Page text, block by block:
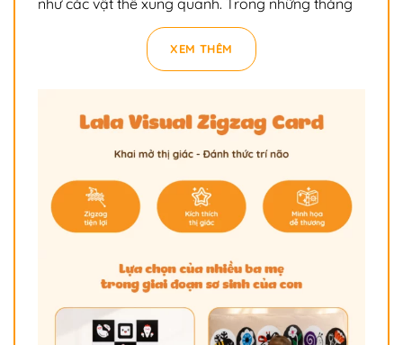
đầu đời, mỗi hình ảnh bé quan sát được đều góp
phần tạo nên những kết nối thần kinh quan trọng
trong não bộ. Đây cũng là lý do vì sao các hoạt
đoạn phát triển luôn được nhiều chuyên gia giáo
dục sớm và ba mẹ quan tâm.
Một trong những phương pháp đơn giản, dễ áp
dụng ngay tại nhà là sử dụng thẻ kích thích thị
giác cho trẻ sơ sinh. Những hình ảnh có độ tương
phản cao sẽ giúp bé luyện khả năng quan sát,
xung quanh theo cách tự nhiên nhất.
Thẻ kích thích thị giác – Lựa chọn của
nhiều ba mẹ trong giai đoạn sơ sinh của
XEM THÊM